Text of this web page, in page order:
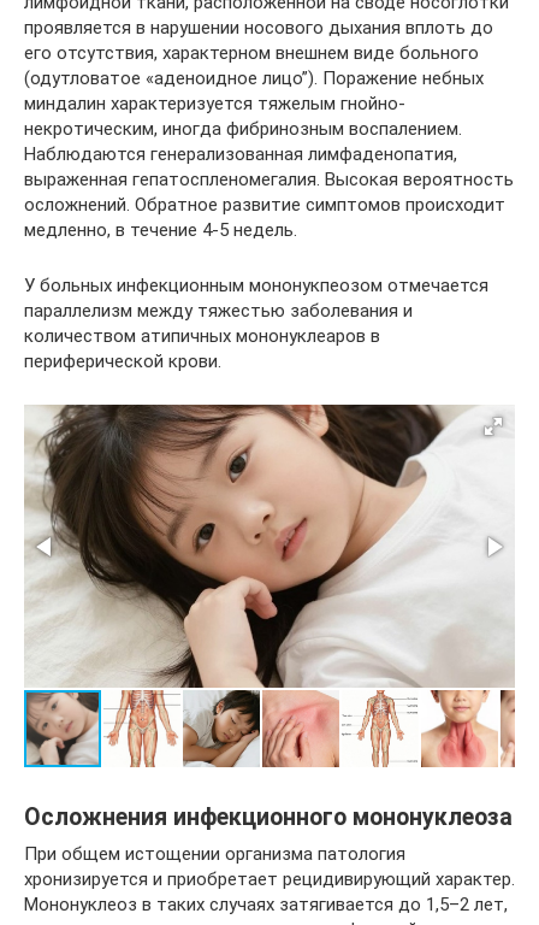
проявляется в нарушении носового дыхания вплоть до
его отсутствия, характерном внешнем виде больного
(одутловатое «аденоидное лицо”). Поражение небных
миндалин характеризуется тяжелым гнойно-
некротическим, иногда фибринозным воспалением.
Наблюдаются генерализованная лимфаденопатия,
выраженная гепатоспленомегалия. Высокая вероятность
осложнений. Обратное развитие симптомов происходит
медленно, в течение 4-5 недель.
У больных инфекционным мононукпеозом отмечается
параллелизм между тяжестью заболевания и
количеством атипичных мононуклеаров в
периферической крови.
Осложнения инфекционного мононуклеоза
При общем истощении организма патология
хронизируется и приобретает рецидивирующий характер.
Мононуклеоз в таких случаях затягивается до 1,5–2 лет,